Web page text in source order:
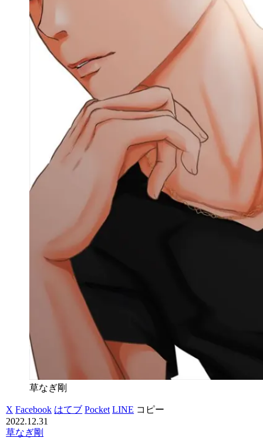
草なぎ剛
X Facebook はてブ Pocket LINE コピー
2022.12.31
草なぎ剛